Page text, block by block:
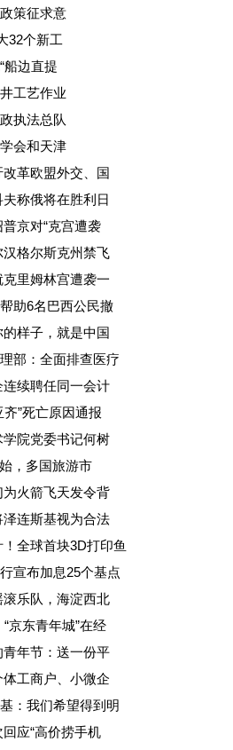
策征求意
32个新工
船边直提
工艺作业
执法总队
会和天津
革欧盟外交、国
称俄将在胜利日
京对“克宫遭袭
格尔斯克州禁飞
里姆林宫遭袭一
助6名巴西公民撤
样子，就是中国
部：全面排查医疗
续聘任同一会计
”死亡原因通报
院党委书记何树
，多国旅游市
火箭飞天发令背
连斯基视为合法
全球首块3D打印鱼
宣布加息25个基点
乐队，海淀西北
京东青年城”在经
年节：送一份平
工商户、小微企
：我们希望得到明
应“高价捞手机